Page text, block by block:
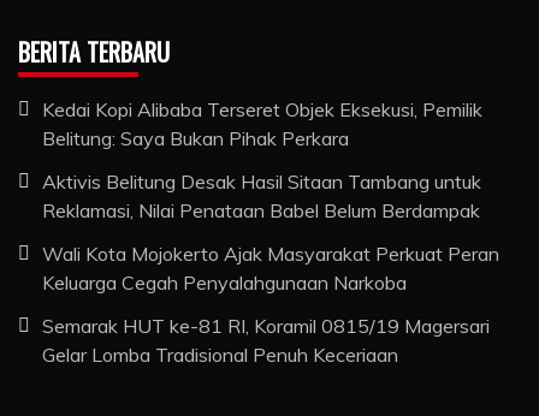
BERITA TERBARU
Kedai Kopi Alibaba Terseret Objek Eksekusi, Pemilik
Belitung: Saya Bukan Pihak Perkara
Aktivis Belitung Desak Hasil Sitaan Tambang untuk
Reklamasi, Nilai Penataan Babel Belum Berdampak
Wali Kota Mojokerto Ajak Masyarakat Perkuat Peran
Keluarga Cegah Penyalahgunaan Narkoba
Semarak HUT ke-81 RI, Koramil 0815/19 Magersari
Gelar Lomba Tradisional Penuh Keceriaan